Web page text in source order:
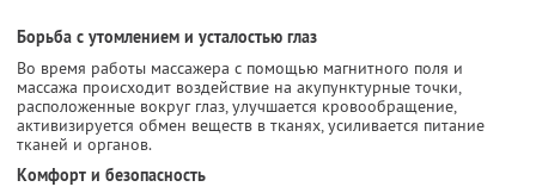
Борьба с утомлением и усталостью глаз
Во время работы массажера с помощью магнитного поля и
массажа происходит воздействие на акупунктурные точки,
расположенные вокруг глаз, улучшается кровообращение,
активизируется обмен веществ в тканях, усиливается питание
тканей и органов.
Комфорт и безопасность